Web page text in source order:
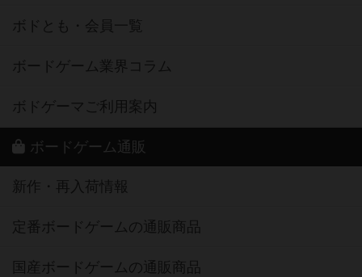
ボドとも・会員一覧
ボードゲーム業界コラム
ボドゲーマご利用案内
ボードゲーム通販
新作・再入荷情報
定番ボードゲームの通販商品
国産ボードゲームの通販商品